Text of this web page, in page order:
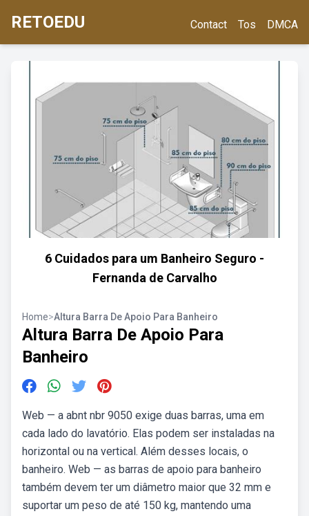
RETOEDU Contact Tos DMCA
6 Cuidados para um Banheiro Seguro -
Fernanda de Carvalho
Home>Altura Barra De Apoio Para Banheiro
Altura Barra De Apoio Para
Banheiro
Web — a abnt nbr 9050 exige duas barras, uma em
cada lado do lavatório. Elas podem ser instaladas na
horizontal ou na vertical. Além desses locais, o
banheiro. Web — as barras de apoio para banheiro
também devem ter um diâmetro maior que 32 mm e
suportar um peso de até 150 kg, mantendo uma